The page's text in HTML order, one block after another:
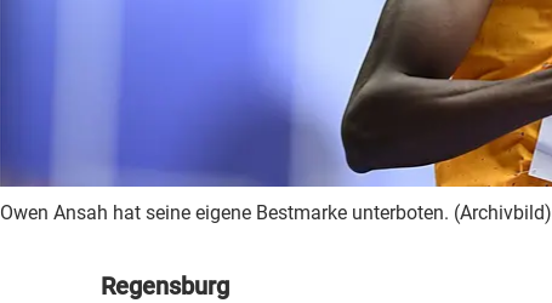
Owen Ansah hat seine eigene Bestmarke unterboten. (Archivbild)
Regensburg